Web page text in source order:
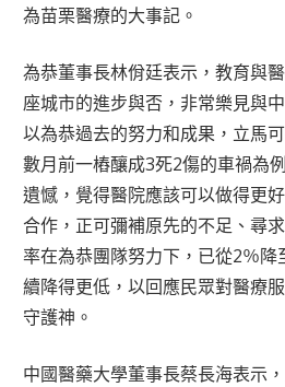
為苗栗醫療的大事記。
為恭董事長林佾廷表示，教育與
座城市的進步與否，非常樂見與
以為恭過去的努力和成果，立馬
數月前一樁釀成3死2傷的車禍為
遺憾，覺得醫院應該可以做得更
合作，正可彌補原先的不足、尋
率在為恭團隊努力下，已從2％降
續降得更低，以回應民眾對醫療
守護神。
中國醫藥大學董事長蔡長海表示